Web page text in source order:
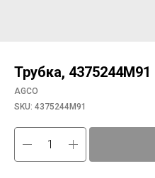
Трубка, 4375244М91
AGCO
SKU: 4375244М91